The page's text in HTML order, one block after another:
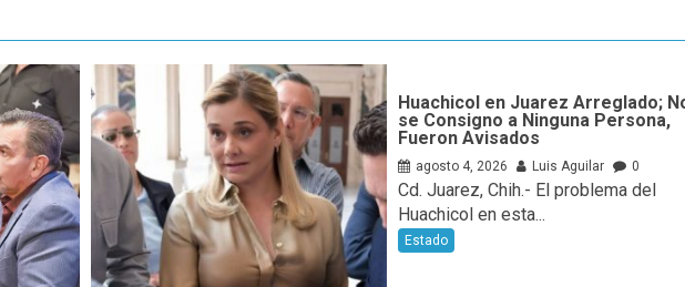
Huachicol en Juarez Arreglado;
se Consigno a Ninguna Persona,
Fueron Avisados
agosto 4, 2026 Luis Aguilar 0
Cd. Juarez, Chih.- El problema del
Huachicol en esta...
Estado